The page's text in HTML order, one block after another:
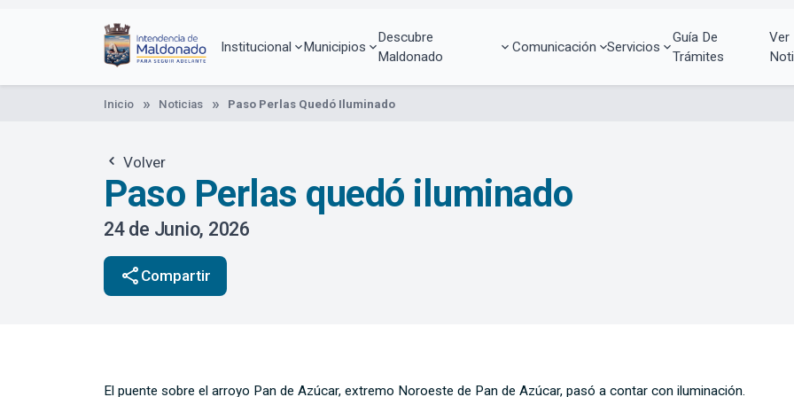
Institucional Municipios
Descubre
Maldonado
Comunicación Servicios
Guía De
Trámites
Ver
Inicio Noticias Paso Perlas Quedó Iluminado
Volver
Paso Perlas quedó iluminado
24 de Junio, 2026
share Compartir
El puente sobre el arroyo Pan de Azúcar, extremo Noroeste de Pan de Azúcar, pasó a contar con iluminación.